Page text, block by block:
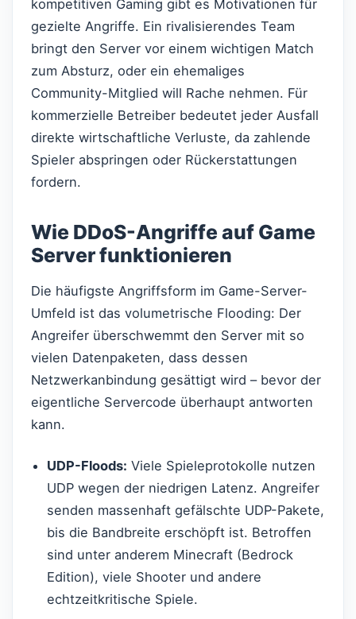
kompetitiven Gaming gibt es Motivationen für
gezielte Angriffe. Ein rivalisierendes Team
bringt den Server vor einem wichtigen Match
zum Absturz, oder ein ehemaliges
Community-Mitglied will Rache nehmen. Für
kommerzielle Betreiber bedeutet jeder Ausfall
direkte wirtschaftliche Verluste, da zahlende
Spieler abspringen oder Rückerstattungen
fordern.
Wie DDoS-Angriffe auf Game
Server funktionieren
Die häufigste Angriffsform im Game-Server-
Umfeld ist das volumetrische Flooding: Der
Angreifer überschwemmt den Server mit so
vielen Datenpaketen, dass dessen
Netzwerkanbindung gesättigt wird – bevor der
eigentliche Servercode überhaupt antworten
kann.
UDP-Floods: Viele Spieleprotokolle nutzen
UDP wegen der niedrigen Latenz. Angreifer
senden massenhaft gefälschte UDP-Pakete,
bis die Bandbreite erschöpft ist. Betroffen
sind unter anderem Minecraft (Bedrock
Edition), viele Shooter und andere
echtzeitkritische Spiele.